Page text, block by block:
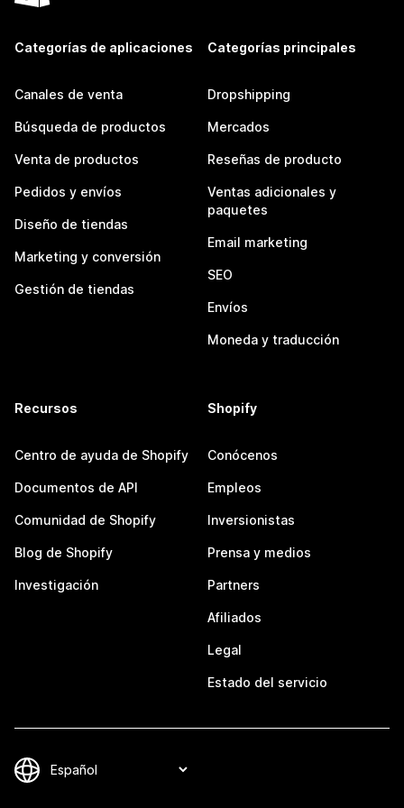
Categorías de aplicaciones
Canales de venta
Búsqueda de productos
Venta de productos
Pedidos y envíos
Diseño de tiendas
Marketing y conversión
Gestión de tiendas
Categorías principales
Dropshipping
Mercados
Reseñas de producto
Ventas adicionales y
paquetes
Email marketing
SEO
Envíos
Moneda y traducción
Recursos
Centro de ayuda de Shopify
Documentos de API
Comunidad de Shopify
Blog de Shopify
Investigación
Shopify
Conócenos
Empleos
Inversionistas
Prensa y medios
Partners
Afiliados
Legal
Estado del servicio